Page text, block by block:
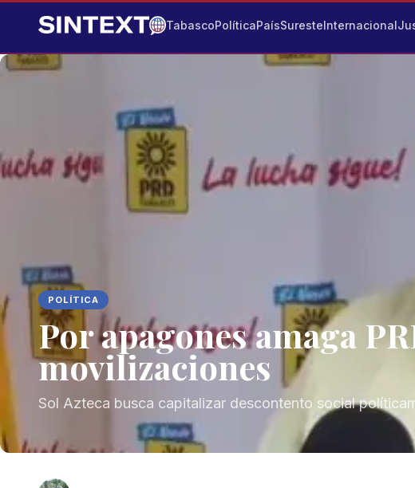
TabascoPolíticaPaísSuresteInternacional
POLÍTICA
Por apagones amaga
movilizaciones
Sol Azteca busca capitalizar descontento social